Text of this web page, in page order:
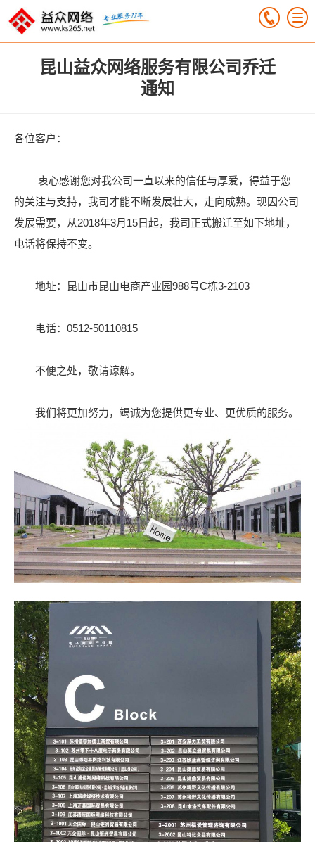
昆山益众网络服务有限公司乔迁
通知
各位客户：
衷心感谢您对我公司一直以来的信任与厚爱，得益于您
的关注与支持，我司才能不断发展壮大，走向成熟。现因公司
发展需要，从2018年3月15日起，我司正式搬迁至如下地址，
电话将保持不变。
地址：昆山市昆山电商产业园988号C栋3-2103
电话：0512-50110815
不便之处，敬请谅解。
我们将更加努力，竭诚为您提供更专业、更优质的服务。